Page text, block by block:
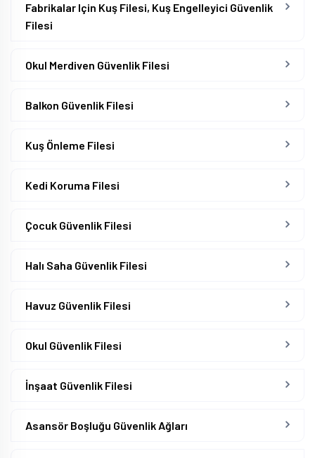
Fabrikalar Için Kuş Filesi, Kuş Engelleyici Güvenlik
Filesi
Okul Merdiven Güvenlik Filesi
Balkon Güvenlik Filesi
Kuş Önleme Filesi
Kedi Koruma Filesi
Çocuk Güvenlik Filesi
Halı Saha Güvenlik Filesi
Havuz Güvenlik Filesi
Okul Güvenlik Filesi
İnşaat Güvenlik Filesi
Asansör Boşluğu Güvenlik Ağları